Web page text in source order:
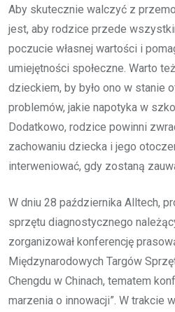
Aby skutecznie walczyć z
jest, aby rodzice przede
poczucie własnej wartości i
umiejętności społeczne. Warto
dzieckiem, by było ono w stanie
problemów, jakie napotyka w
Dodatkowo, rodzice powinni
zachowaniu dziecka i jego
interweniować, gdy zostaną
W dniu 28 października Alltech,
sprzętu diagnostycznego
zorganizował konferencję
Międzynarodowych Targów
Chengdu w Chinach, tematem
marzenia o innowacji”. W trakcie